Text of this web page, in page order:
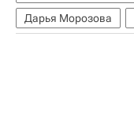
Дарья Морозова